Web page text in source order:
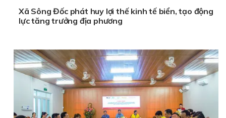
Xã Sông Đốc phát huy lợi thế kinh tế biển, tạo động
lực tăng trưởng địa phương